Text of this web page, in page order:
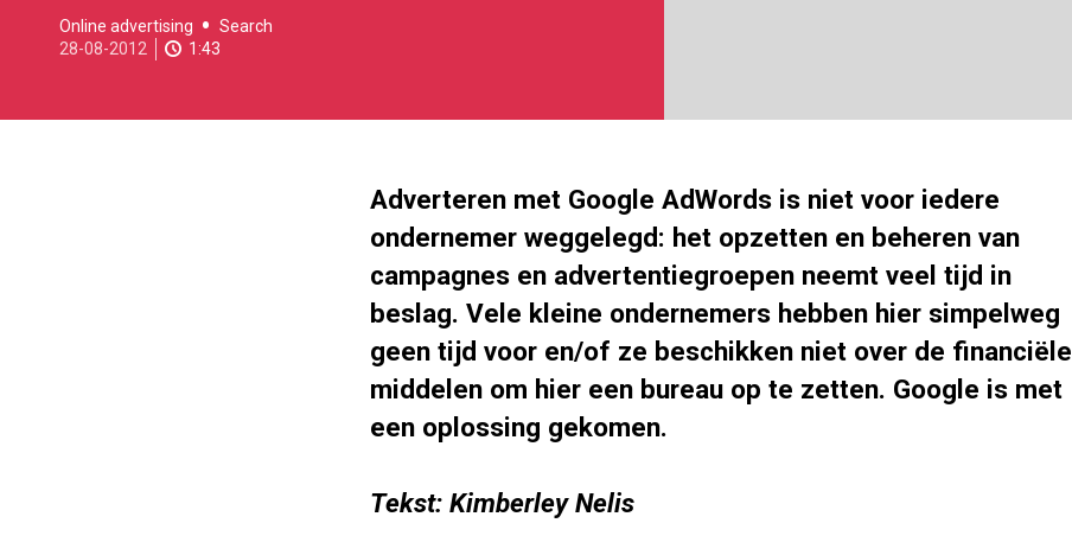
2012-
08-
05-
Online advertising
Search
28-08-2012
1:43
Adverteren met Google AdWords is niet voor iedere
ondernemer weggelegd: het opzetten en beheren van
campagnes en advertentiegroepen neemt veel tijd in
beslag. Vele kleine ondernemers hebben hier simpelweg
geen tijd voor en/of ze beschikken niet over de financiële
middelen om hier een bureau op te zetten. Google is met
een oplossing gekomen.
Tekst: Kimberley Nelis